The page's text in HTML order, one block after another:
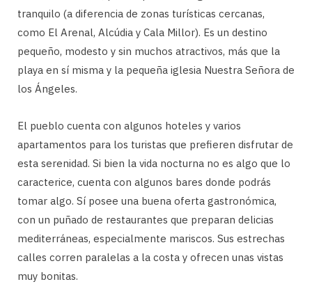
tranquilo (a diferencia de zonas turísticas cercanas,
como El Arenal, Alcúdia y Cala Millor). Es un destino
pequeño, modesto y sin muchos atractivos, más que la
playa en sí misma y la pequeña iglesia Nuestra Señora de
los Ángeles.
El pueblo cuenta con algunos hoteles y varios
apartamentos para los turistas que prefieren disfrutar de
esta serenidad. Si bien la vida nocturna no es algo que lo
caracterice, cuenta con algunos bares donde podrás
tomar algo. Sí posee una buena oferta gastronómica,
con un puñado de restaurantes que preparan delicias
mediterráneas, especialmente mariscos. Sus estrechas
calles corren paralelas a la costa y ofrecen unas vistas
muy bonitas.